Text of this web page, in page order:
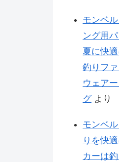
モンベ
ング用
夏に快
釣りフ
ウェア
グより
モンベ
りを快
カーは